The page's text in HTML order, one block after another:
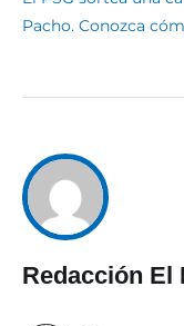
Pacho. Conozca
Redacción El